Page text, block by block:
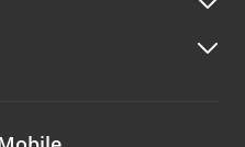
nami opinią o wizycie.